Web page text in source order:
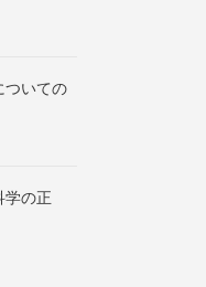
ついての
学の正